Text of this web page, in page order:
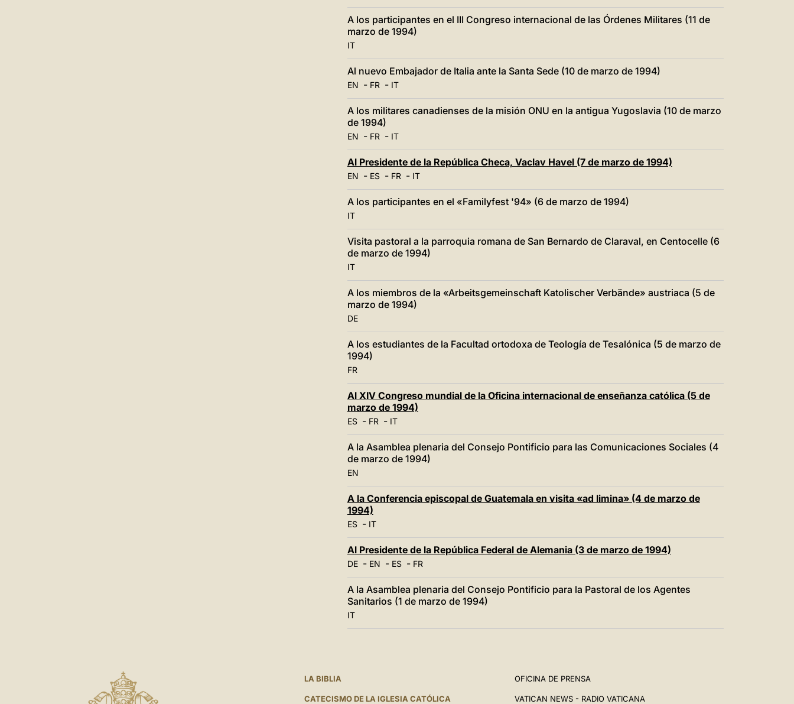
A los participantes en el III Congreso internacional de las Órdenes Militares (11 de
marzo de 1994)
IT
Al nuevo Embajador de Italia ante la Santa Sede (10 de marzo de 1994)
EN - FR- IT
A los militares canadienses de la misión ONU en la antigua Yugoslavia (10 de marzo
de 1994)
EN - FR- IT
Al Presidente de la República Checa, Vaclav Havel (7 de marzo de 1994)
EN - ES- FR- IT
A los participantes en el «Familyfest '94» (6 de marzo de 1994)
IT
Visita pastoral a la parroquia romana de San Bernardo de Claraval, en Centocelle (6
de marzo de 1994)
IT
A los miembros de la «Arbeitsgemeinschaft Katolischer Verbände» austriaca (5 de
marzo de 1994)
DE
A los estudiantes de la Facultad ortodoxa de Teología de Tesalónica (5 de marzo de
1994)
FR
Al XIV Congreso mundial de la Oficina internacional de enseñanza católica (5 de
marzo de 1994)
ES- FR- IT
A la Asamblea plenaria del Consejo Pontificio para las Comunicaciones Sociales (4
de marzo de 1994)
EN
A la Conferencia episcopal de Guatemala en visita «ad limina» (4 de marzo de
1994)
ES- IT
Al Presidente de la República Federal de Alemania (3 de marzo de 1994)
DE- EN - ES- FR
A la Asamblea plenaria del Consejo Pontificio para la Pastoral de los Agentes
Sanitarios (1 de marzo de 1994)
IT
LA BIBLIA
CATECISMO DE LA IGLESIA CATÓLICA
OFICINA DE PRENSA
VATICAN NEWS - RADIO VATICANA